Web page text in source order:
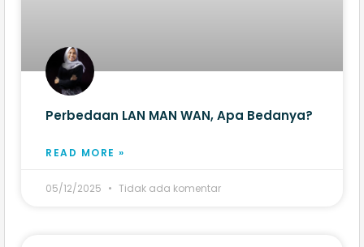
Perbedaan LAN MAN WAN, Apa Bedanya?
READ MORE »
05/12/2025 Tidak ada komentar